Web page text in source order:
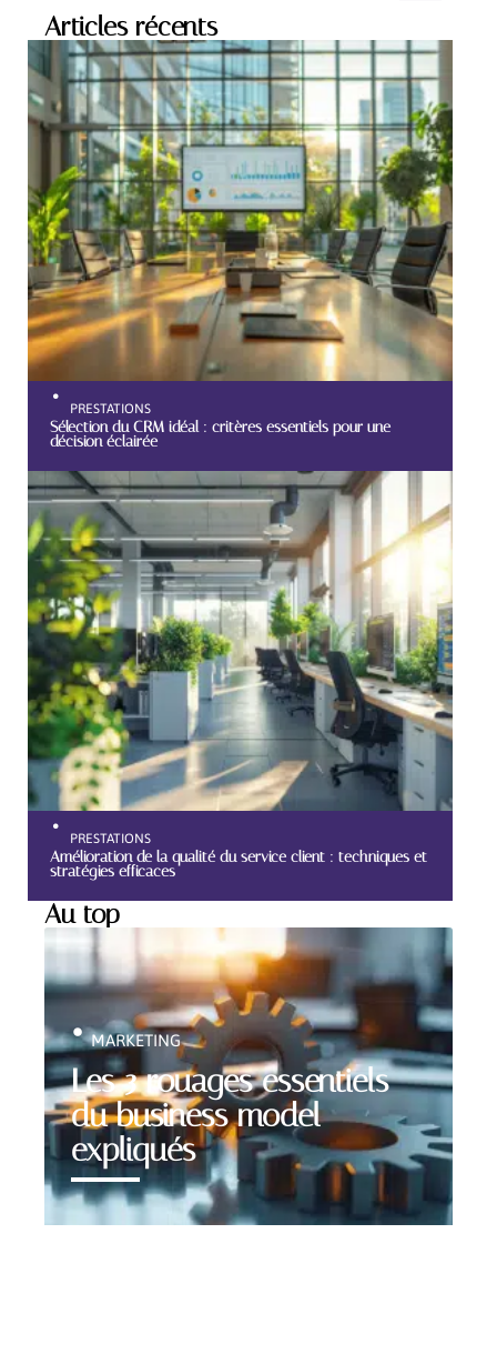
Articles récents
PRESTATIONS
Sélection du CRM idéal : critères essentiels pour une
décision éclairée
PRESTATIONS
Amélioration de la qualité du service client : techniques et
stratégies efficaces
Au top
Les 3 rouages essentiels
du business model
expliqués
MARKETING